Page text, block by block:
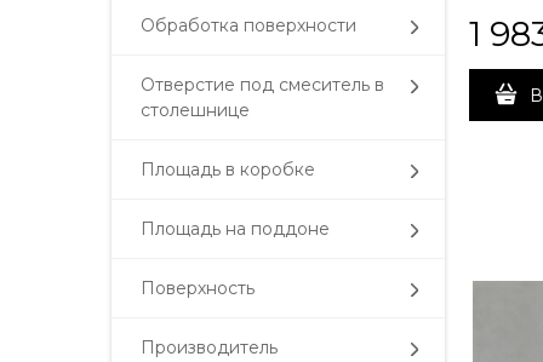
Обработка поверхности
Отверстие под смеситель в
столешнице
Площадь в коробке
Площадь на поддоне
Поверхность
Производитель
1